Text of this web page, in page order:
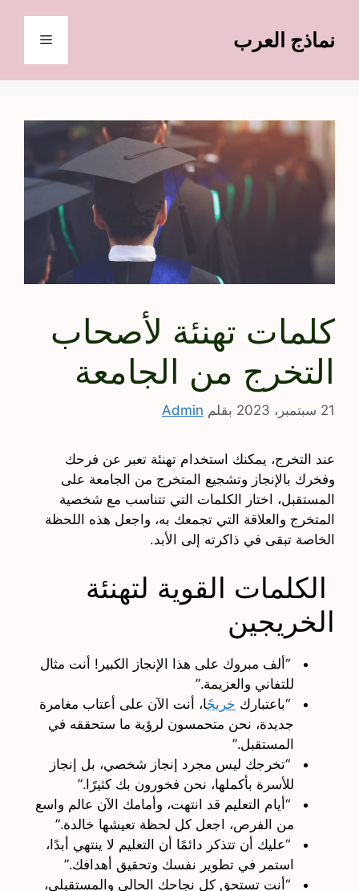
المحتوىنماذج العرب القائمة
كلمات تهنئة لأصحاب
التخرج من الجامعة
21 سبتمبر، 2023 بقلم Admin
عند التخرج، يمكنك استخدام تهنئة تعبر عن فرحك
وفخرك بالإنجاز وتشجيع المتخرج من الجامعة على
المستقبل، اختار الكلمات التي تتناسب مع شخصية
المتخرج والعلاقة التي تجمعك به، واجعل هذه اللحظة
الخاصة تبقى في ذاكرته إلى الأبد.
الكلمات القوية لتهنئة
الخريجين
“ألف مبروك على هذا الإنجاز الكبير! أنت مثال
للتفاني والعزيمة.”
“باعتبارك خريجًا، أنت الآن على أعتاب مغامرة
جديدة، نحن متحمسون لرؤية ما ستحققه في
المستقبل.”
“تخرجك ليس مجرد إنجاز شخصي، بل إنجاز
للأسرة بأكملها، نحن فخورون بك كثيرًا.”
“أيام التعليم قد انتهت، وأمامك الآن عالم واسع
من الفرص، اجعل كل لحظة تعيشها خالدة.”
“عليك أن تتذكر دائمًا أن التعليم لا ينتهي أبدًا،
استمر في تطوير نفسك وتحقيق أهدافك.”
“أنت تستحق كل نجاحك الحالي والمستقبلي،